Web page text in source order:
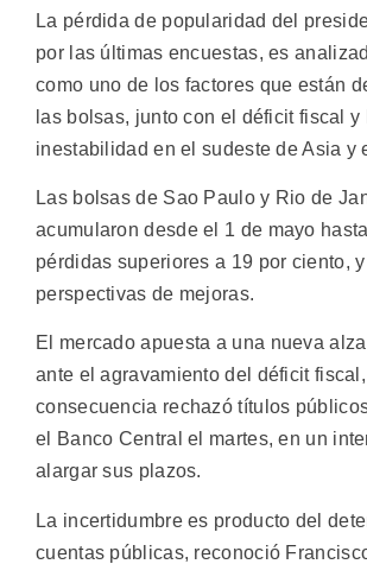
La pérdida de popularidad del
por las últimas encuestas, es
como uno de los factores que están
las bolsas, junto con el déficit fiscal y
inestabilidad en el sudeste de Asia y
Las bolsas de Sao Paulo y Rio de
acumularon desde el 1 de mayo
pérdidas superiores a 19 por ciento,
perspectivas de mejoras.
El mercado apuesta a una nueva
ante el agravamiento del déficit
consecuencia rechazó títulos
el Banco Central el martes, en un
alargar sus plazos.
La incertidumbre es producto del
cuentas públicas, reconoció